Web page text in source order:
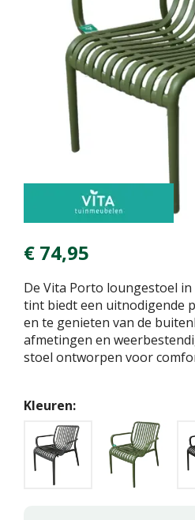
€ 74,95
De Vita Porto loungestoel
tint biedt een uitnodigende
en te genieten van de
afmetingen en
stoel ontworpen voor
Kleuren: